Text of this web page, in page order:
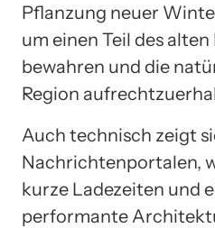
Pflanzung neuer
um einen Teil des
bewahren und die
Region
Auch technisch zeigt
Nachrichtenportalen,
kurze Ladezeiten und
performante